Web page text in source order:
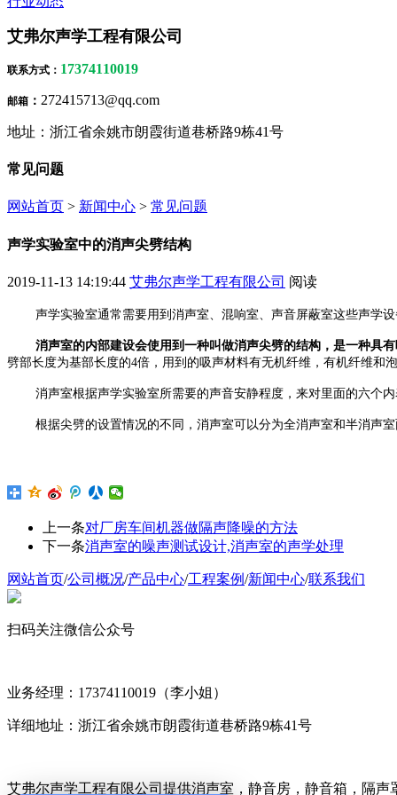
艾弗尔声学工程有限公司
联系方式 ： 17374110019
邮箱 ： 272415713@qq.com
地址：浙江省余姚市朗霞街道巷桥路9栋41号
常见问题
网站首页 > 新闻中心 > 常见问题
声学实验室中的消声尖劈结构
2019-11-13 14:19:44 艾弗尔声学工程有限公司 阅读
声学实验室通常需要用到消声室、混响室、声音屏蔽室这些声学
消声室的内部建设会使用到一种叫做消声尖劈的结构，是一种具
劈部长度为基部长度的4倍，用到的吸声材料有无机纤维，有机纤维和
消声室根据声学实验室所需要的声音安静程度，来对里面的六个
根据尖劈的设置情况的不同，消声室可以分为全消声室和半消声
上一条对厂房车间机器做隔声降噪的方法
下一条消声室的噪声测试设计,消声室的声学处理
网站首页/公司概况/产品中心/工程案例/新闻中心/联系我们
扫码关注微信公众号
业务经理：17374110019（李小姐）
详细地址：浙江省余姚市朗霞街道巷桥路9栋41号
艾弗尔声学工程有限公司提供消声室，静音房，静音箱，隔